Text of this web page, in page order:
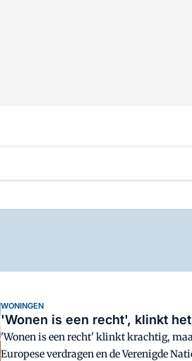
WONINGEN
'Wonen is een recht', klinkt
'Wonen is een recht' klinkt krachtig,
Europese verdragen en de Verenigde